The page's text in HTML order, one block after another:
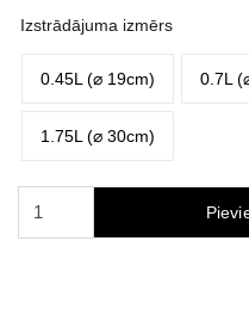
Izstrādājuma izmērs
0.45L (⌀ 19cm) 0.7L
1.75L (⌀ 30cm)